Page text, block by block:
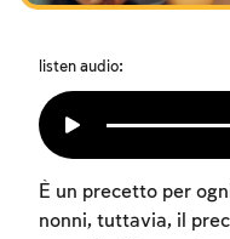
listen audio:
È un precetto per
nonni, tuttavia, il